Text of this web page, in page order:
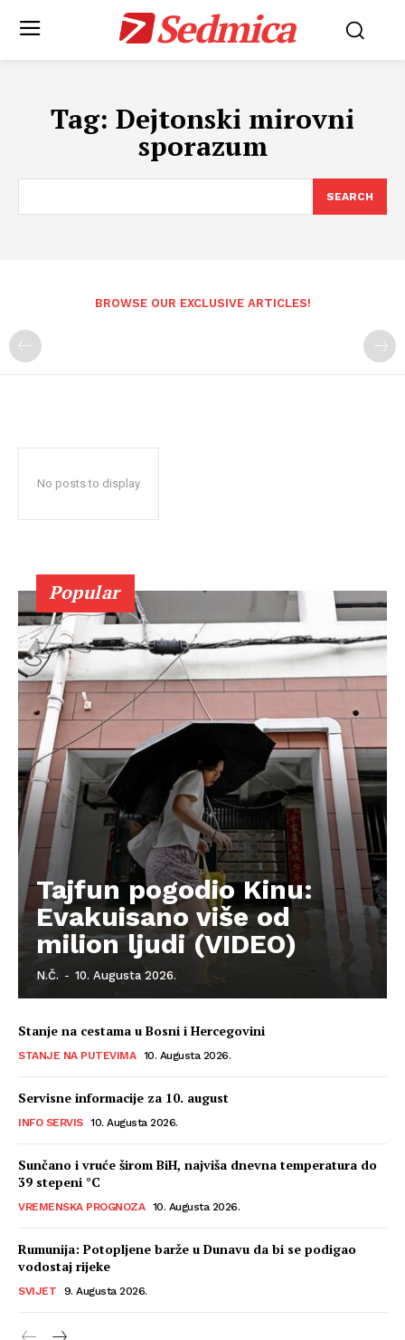
Sedmica
Tag: Dejtonski mirovni
sporazum
SEARCH
BROWSE OUR EXCLUSIVE ARTICLES!
No posts to display
Popular
Tajfun pogodio Kinu:
Evakuisano više od
milion ljudi (VIDEO)
N.Č. - 10. Augusta 2026.
Stanje na cestama u Bosni i Hercegovini
STANJE NA PUTEVIMA 10. Augusta 2026.
Servisne informacije za 10. august
INFO SERVIS 10. Augusta 2026.
Sunčano i vruće širom BiH, najviša dnevna temperatura do
39 stepeni °C
VREMENSKA PROGNOZA 10. Augusta 2026.
Rumunija: Potopljene barže u Dunavu da bi se podigao
vodostaj rijeke
SVIJET 9. Augusta 2026.